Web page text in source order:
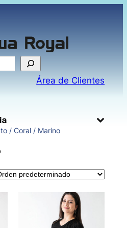
Área de Clientes
/ Coral / Marino